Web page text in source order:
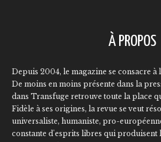
À PROPOS
Depuis 2004, le magazine se consacre
De moins en moins présente dans la
dans Transfuge retrouve toute la place
Fidèle à ses origines, la revue se veut
universaliste, humaniste, pro-
constante d'esprits libres qui produisent